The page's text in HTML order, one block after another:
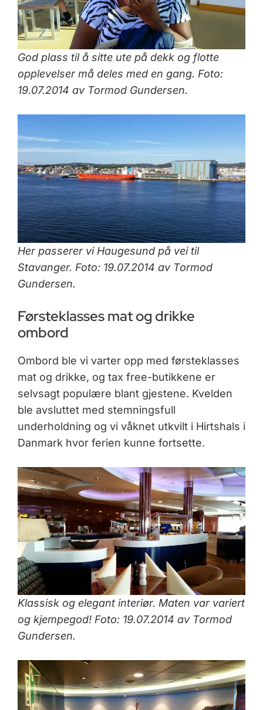
God plass til å sitte ute på dekk og flotte
opplevelser må deles med en gang. Foto:
19.07.2014 av Tormod Gundersen.
Her passerer vi Haugesund på vei til
Stavanger. Foto: 19.07.2014 av Tormod
Gundersen.
Førsteklasses mat og drikke
ombord
Ombord ble vi varter opp med førsteklasses
mat og drikke, og tax free-butikkene er
selvsagt populære blant gjestene. Kvelden
ble avsluttet med stemningsfull
underholdning og vi våknet utkvilt i Hirtshals i
Danmark hvor ferien kunne fortsette.
Klassisk og elegant interiør. Maten var variert
og kjempegod! Foto: 19.07.2014 av Tormod
Gundersen.